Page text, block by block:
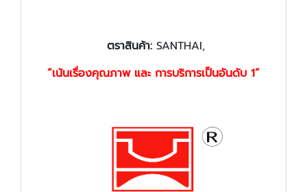
ตราสินค้า:SANTHAI,
“เน้นเรื่องคุณภาพ และ การบริการเป็นอันดับ 1”